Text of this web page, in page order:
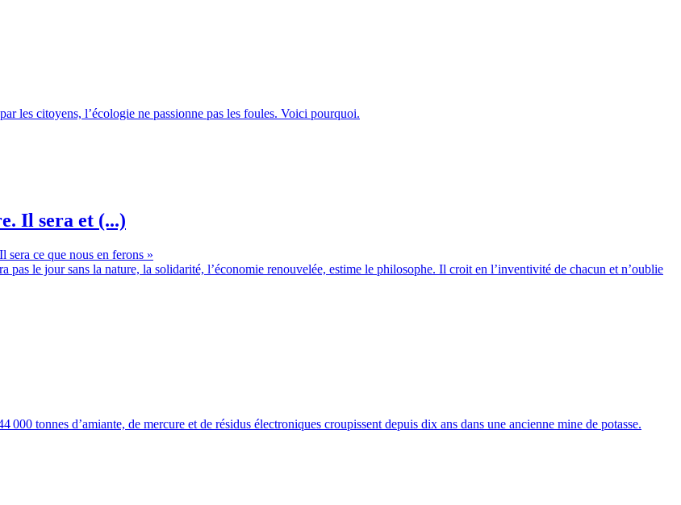
les citoyens, l’écologie ne passionne pas les foules. Voici pourquoi.
Il sera et (...)
pas le jour sans la nature, la solidarité, l’économie renouvelée, estime le philosophe. Il croit en l’inventivité de chacun et n’oublie
tonnes d’amiante, de mercure et de résidus électroniques croupissent depuis dix ans dans une ancienne mine de potasse.